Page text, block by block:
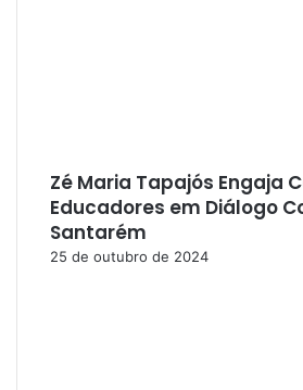
Zé Maria Tapajós Engaja
Educadores em Diálogo
Santarém
25 de outubro de 2024